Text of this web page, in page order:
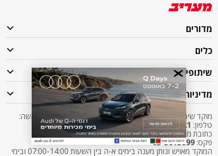
מדורים
כלים
שיתופי פעולה
מדיניות
מוקד שירות לקוחות מעריב אליו ניתן לפנות בכל שאלה או בקשה:
טלפון: 2421* שלוחה 5 מעריב או
03-7619056
כתובת מייל:sherut@maariv.co.il
פקס:03-5613699
המוקד מאויש ונותן מענה בימים א-ה בין השעות 07:00-14:00 ובימי